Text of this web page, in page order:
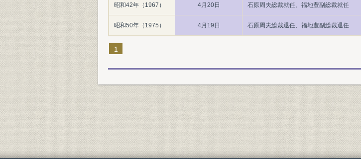
昭和42年（1967） 4月20日 石原周夫総裁就任、福地豊副総裁就任
昭和50年（1975） 4月19日 石原周夫総裁退任、福地豊副総裁退任
1